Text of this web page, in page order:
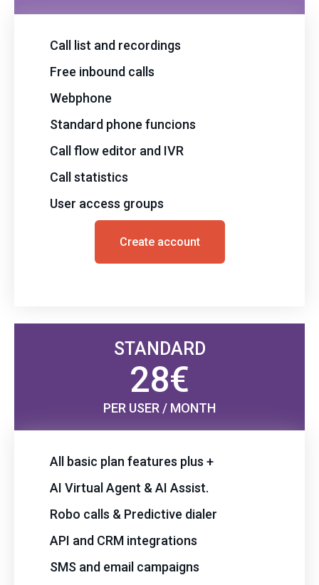
Call list and recordings
Free inbound calls
Webphone
Standard phone funcions
Call flow editor and IVR
Call statistics
User access groups
Create account
STANDARD
28€
PER USER / MONTH
All basic plan features plus +
AI Virtual Agent & AI Assist.
Robo calls & Predictive dialer
API and CRM integrations
SMS and email campaigns